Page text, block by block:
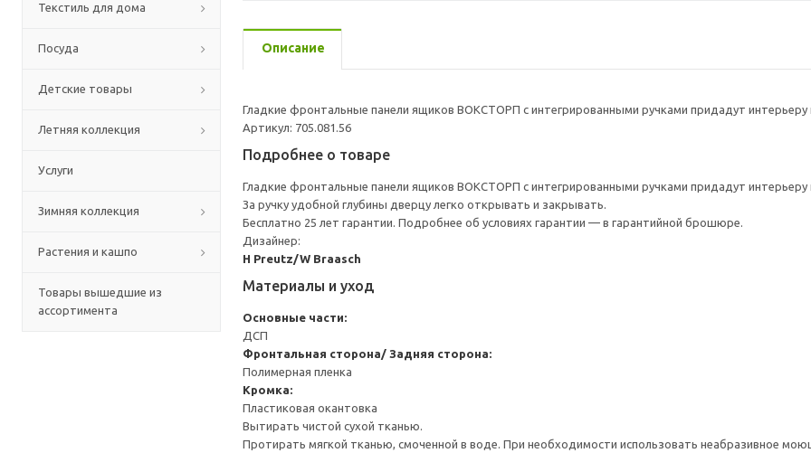
Текстиль для дома
Посуда
Детские товары
Летняя коллекция
Услуги
Зимняя коллекция
Растения и кашпо
Товары вышедшие из
ассортимента
Описание
Гладкие фронтальные панели ящиков ВОКСТОРП с интегрированными ручками придадут интерьеру
Артикул: 705.081.56
Подробнее о товаре
Гладкие фронтальные панели ящиков ВОКСТОРП с интегрированными ручками придадут интерьеру
За ручку удобной глубины дверцу легко открывать и закрывать.
Бесплатно 25 лет гарантии. Подробнее об условиях гарантии — в гарантийной брошюре.
Дизайнер:
H Preutz/W Braasch
Материалы и уход
Основные части:
ДСП
Фронтальная сторона/ Задняя сторона:
Полимерная пленка
Кромка:
Пластиковая окантовка
Вытирать чистой сухой тканью.
Протирать мягкой тканью, смоченной в воде. При необходимости использовать неабразивное